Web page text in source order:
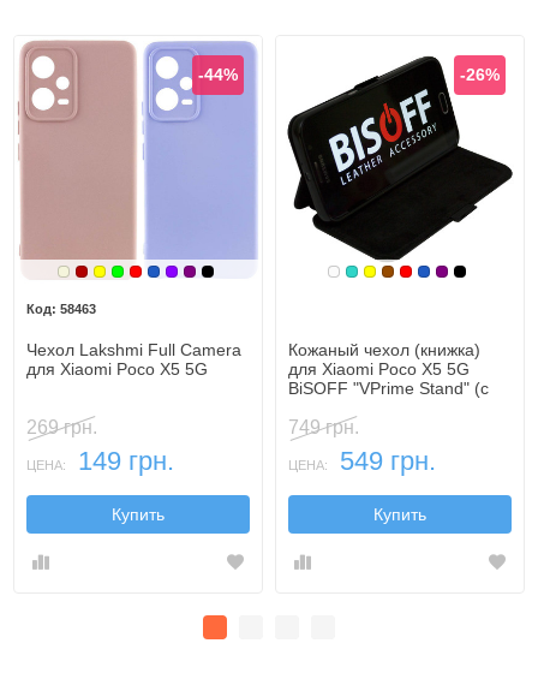
Бежевый
Бордовый
Желтый
Зеленый
Красный
Синий, темный
Фиолетовый
Фиолетовый, темный
Черный
-44%
58463
Чехол Lakshmi Full Camera
для Xiaomi Poco X5 5G
269 грн.
ЦЕНА: 149 грн.
Купить
Белый
Бирюзовый
Желтый
Коричневый
Красный
Синий,Черный
-26%
Кожаный чехол (книжка)
для Xiaomi Poco X5 5G
BiSOFF "VPrime Stand" (с
749 грн.
ЦЕНА: 549 грн.
Купить